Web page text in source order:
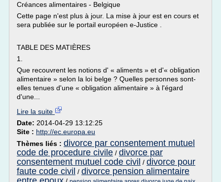
Créances alimentaires - Belgique
Cette page n'est plus à jour. La mise à jour est en cours et
sera publiée sur le portail européen e-Justice .
TABLE DES MATIÈRES
1.
Que recouvrent les notions d' « aliments » et d'« obligation
alimentaire » selon la loi belge ? Quelles personnes sont-
elles tenues d'une « obligation alimentaire » à l'égard
d'une...
Lire la suite
Date: 2014-04-29 13:12:25
Site : http://ec.europa.eu
Thèmes liés : divorce par consentement mutuel
code de procedure civile / divorce par
consentement mutuel code civil / divorce pour
faute code civil / divorce pension alimentaire